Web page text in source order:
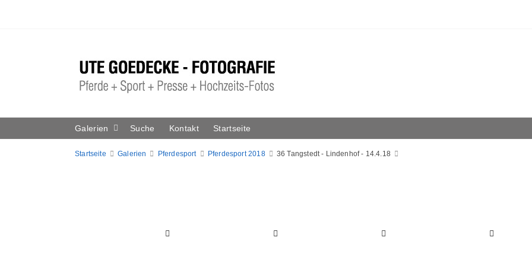
Startseite Galerien Pferdesport Pferdesport 2018 36 Tangstedt - Lindenhof - 14.4.18
Galerien Suche Kontakt Startseite